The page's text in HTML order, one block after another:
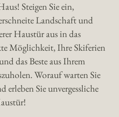
Steigen Sie ein,
Landschaft und
Haustür aus in das
Möglichkeit, Ihre Skiferien
das Beste aus Ihrem
Worauf warten Sie
erleben Sie unvergessliche